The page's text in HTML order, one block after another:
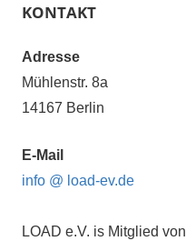
KONTAKT
Adresse
Mühlenstr. 8a
14167 Berlin
E-Mail
info @ load-ev.de
LOAD e.V. is Mitglied von